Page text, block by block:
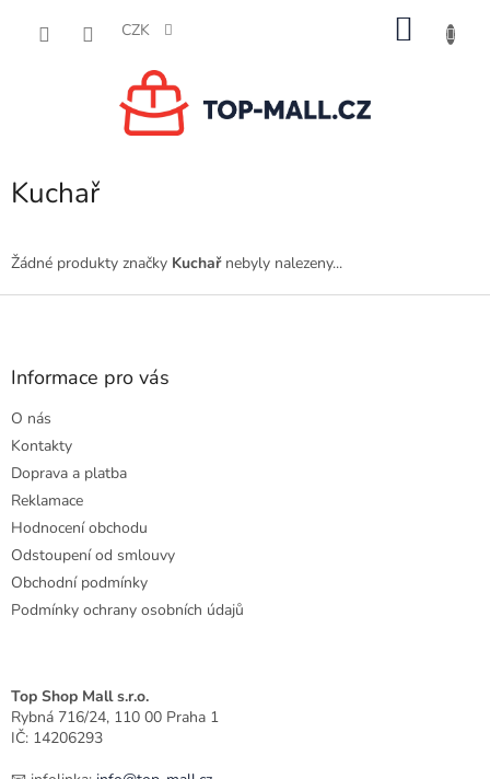
CZK
Kuchař
Žádné produkty značky Kuchařnebyly nalezeny...
Z
Informace pro vás
O nás
Kontakty
Doprava a platba
Reklamace
Hodnocení obchodu
Odstoupení od smlouvy
Obchodní podmínky
Podmínky ochrany osobních údajů
Top Shop Mall s.r.o.
Rybná 716/24, 110 00 Praha 1
IČ: 14206293